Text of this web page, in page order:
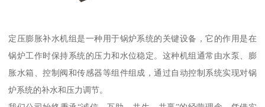
定压膨胀补水机组是一种用于锅炉系统的关键设备，它的作用是在
锅炉工作时保持系统的压力和水位稳定。这种机组通常由水泵、膨
胀水箱、控制阀和传感器等组件组成，通过自动控制系统实现对锅
炉系统的补水和压力调节。